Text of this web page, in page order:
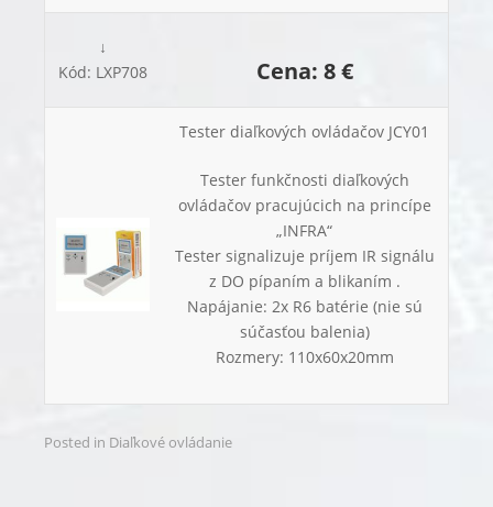
↓
Kód: LXP708
Cena: 8 €
Tester diaľkových ovládačov JCY01
Tester funkčnosti diaľkových
ovládačov pracujúcich na princípe
„INFRA“
Tester signalizuje príjem IR signálu
z DO pípaním a blikaním .
Napájanie: 2x R6 batérie (nie sú
súčasťou balenia)
Rozmery: 110x60x20mm
Posted in Diaľkové ovládanie